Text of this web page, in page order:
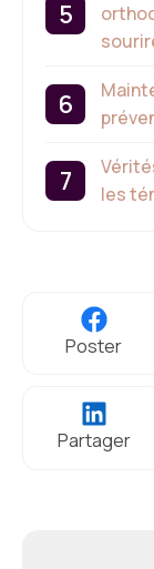
les
Poster
Partager